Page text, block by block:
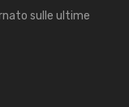
sulle ultime